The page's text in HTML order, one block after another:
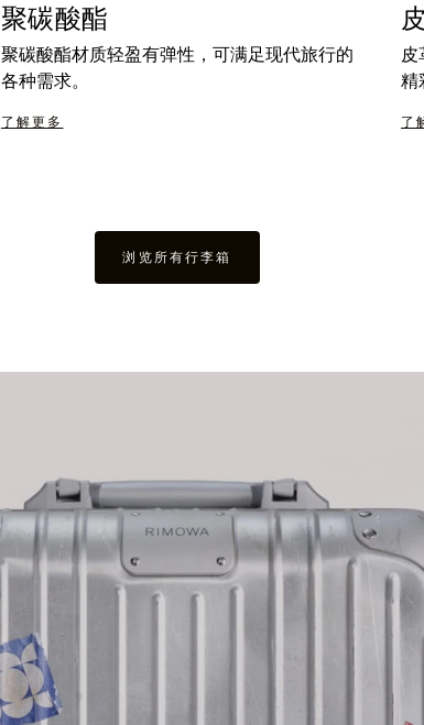
聚碳酸酯
聚碳酸酯材质轻盈有弹性，可满足现代旅行的
各种需求。
了解更多
皮
精
了
浏览所有行李箱